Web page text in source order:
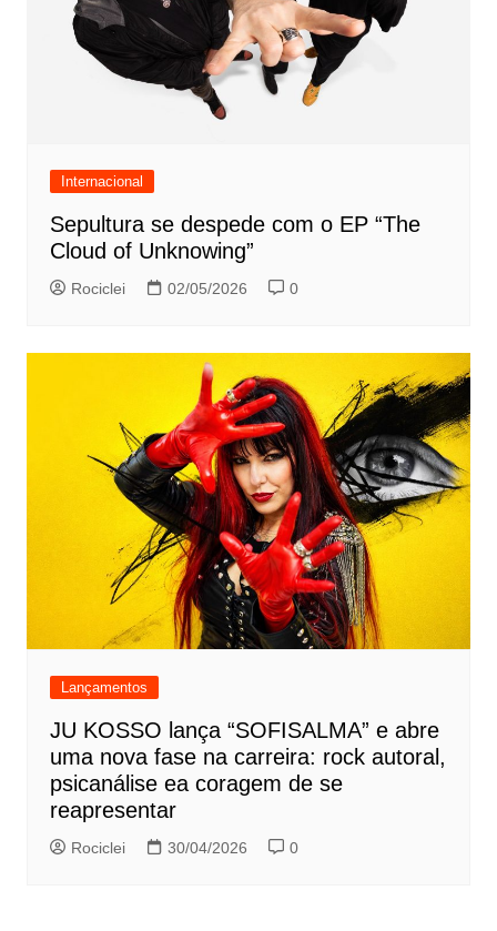
Internacional
Sepultura se despede com o EP “The
Cloud of Unknowing”
Rociclei 02/05/2026 0
Lançamentos
JU KOSSO lança “SOFISALMA” e abre
uma nova fase na carreira: rock autoral,
psicanálise ea coragem de se
reapresentar
Rociclei 30/04/2026 0